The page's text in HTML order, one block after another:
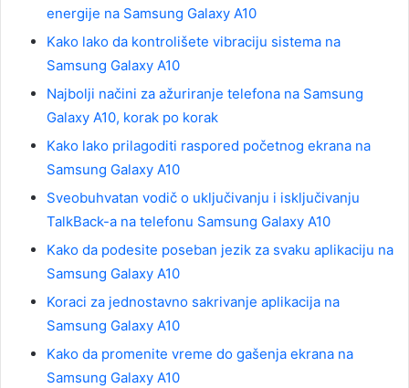
energije na Samsung Galaxy A10
Kako lako da kontrolišete vibraciju sistema na
Samsung Galaxy A10
Najbolji načini za ažuriranje telefona na Samsung
Galaxy A10, korak po korak
Kako lako prilagoditi raspored početnog ekrana na
Samsung Galaxy A10
Sveobuhvatan vodič o uključivanju i isključivanju
TalkBack-a na telefonu Samsung Galaxy A10
Kako da podesite poseban jezik za svaku aplikaciju na
Samsung Galaxy A10
Koraci za jednostavno sakrivanje aplikacija na
Samsung Galaxy A10
Kako da promenite vreme do gašenja ekrana na
Samsung Galaxy A10